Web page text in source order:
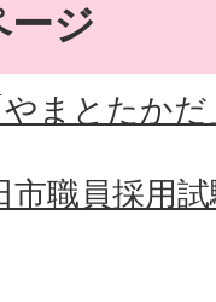
ージ
まとたかだ
市職員採用